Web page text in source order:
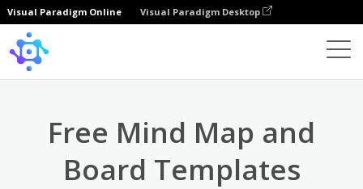
Visual Paradigm Online Visual Paradigm Desktop
Free Mind Map and
Board Templates
×
General
Mind Map